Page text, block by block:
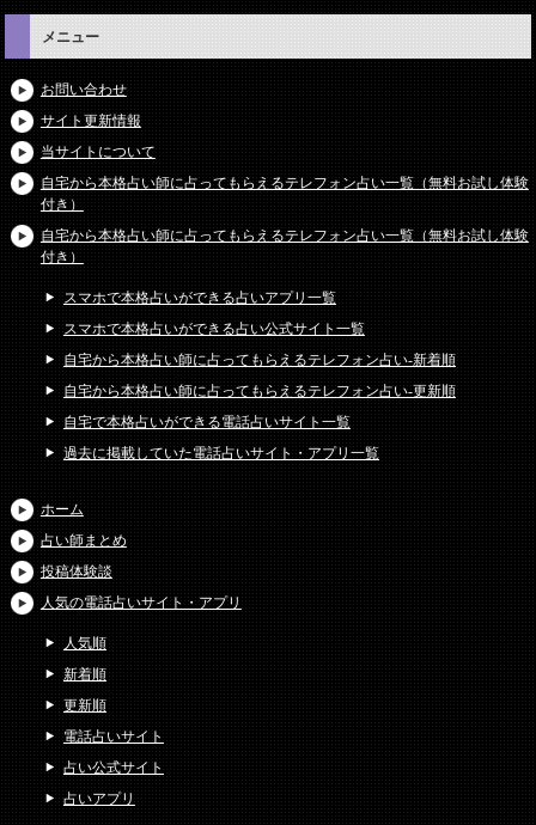
メニュー
お問い合わせ
サイト更新情報
当サイトについて
自宅から本格占い師に占ってもらえるテレフォン占い一覧（無料お試し体験
付き）
自宅から本格占い師に占ってもらえるテレフォン占い一覧（無料お試し体験
付き）
スマホで本格占いができる占いアプリ一覧
スマホで本格占いができる占い公式サイト一覧
自宅から本格占い師に占ってもらえるテレフォン占い-新着順
自宅から本格占い師に占ってもらえるテレフォン占い-更新順
自宅で本格占いができる電話占いサイト一覧
過去に掲載していた電話占いサイト・アプリ一覧
ホーム
占い師まとめ
投稿体験談
人気の電話占いサイト・アプリ
人気順
新着順
更新順
電話占いサイト
占い公式サイト
占いアプリ